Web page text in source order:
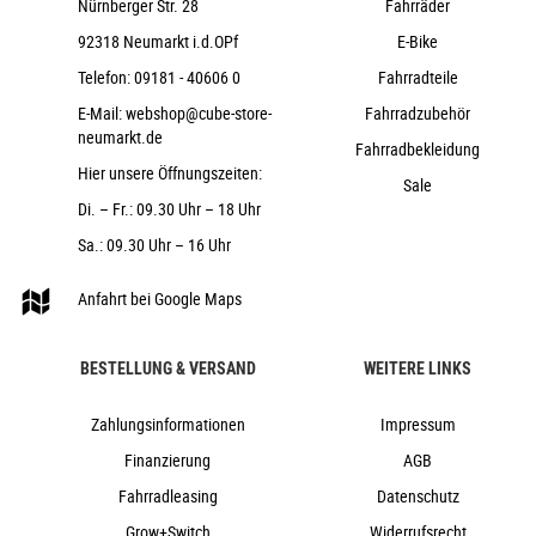
ACID FM Pure Kickstand
SKS Chrom Shiny
ACID Semi-Integrated Carrier, ACID RILink
Adapter Compatible
26,9 kg
metallicstone´n´grey
2023
City & Urban, Citybike, e-Bike
2023
Tiefeinstieg
Scheibenbremsen hydraulisch
Nürnberger Str. 28
92318 Neumarkt i.d.OPf
Telefon:09181 - 40606 0
E-Mail:webshop@cube-store-
neumarkt.de
Hier unsere Öffnungszeiten:
Di. – Fr.: 09.30 Uhr – 18 Uhr
Sa.: 09.30 Uhr – 16 Uhr
Anfahrt bei Google Maps
Fahrräder
E-Bike
Fahrradteile
Fahrradzubehör
Fahrradbekleidung
Sale
BESTELLUNG & VERSAND
Zahlungsinformationen
Finanzierung
Fahrradleasing
WEITERE LINKS
Impressum
AGB
Datenschutz